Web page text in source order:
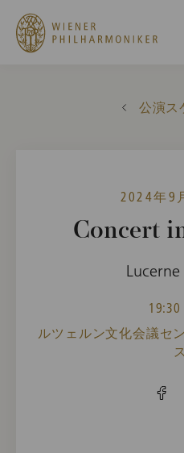
公演ス
2024年9
Concert
Lucerne
ルツェルン文化会議セ
ス